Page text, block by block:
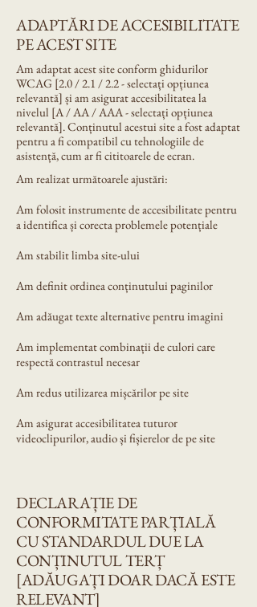
ADAPTĂRI DE ACCESIBILITATE
PE ACEST SITE
Am adaptat acest site conform ghidurilor
WCAG [2.0 / 2.1 / 2.2 - selectați opțiunea
relevantă] și am asigurat accesibilitatea la
nivelul [A / AA / AAA - selectați opțiunea
relevantă]. Conținutul acestui site a fost adaptat
pentru a fi compatibil cu tehnologiile de
asistență, cum ar fi cititoarele de ecran.
Am realizat următoarele ajustări:
Am folosit instrumente de accesibilitate pentru
a identifica și corecta problemele potențiale
Am stabilit limba site-ului
Am definit ordinea conținutului paginilor
Am adăugat texte alternative pentru imagini
Am implementat combinații de culori care
respectă contrastul necesar
Am redus utilizarea mișcărilor pe site
Am asigurat accesibilitatea tuturor
videoclipurilor, audio și fișierelor de pe site
DECLARAȚIE DE
CONFORMITATE PARȚIALĂ
CU STANDARDUL DUE LA
CONȚINUTUL TERȚ
[ADĂUGAȚI DOAR DACĂ ESTE
RELEVANT]